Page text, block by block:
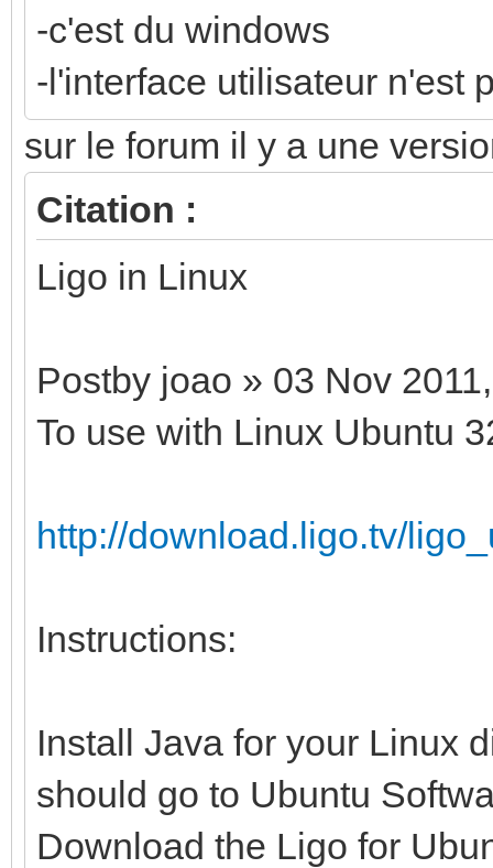
-c'est du windows
-l'interface utilisateur n'est
sur le forum il y a une
Citation :
Ligo in Linux
Postby joao » 03 Nov
To use with Linux Ubuntu
http://download.ligo.tv/
Instructions:
Install Java for your Linux
should go to Ubuntu
Download the Ligo for